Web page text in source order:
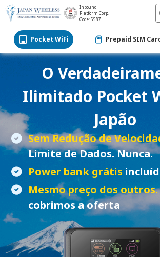
Inbound
Platform Corp.
Code: 5587
Pocket WiFi Prepaid SIM
O
Ilimitado Pocket
Japão
Sem Redução de
Limite de Dados. Nunca.
Power bank grátis
Mesmo preço dos outros.
cobrimos a oferta